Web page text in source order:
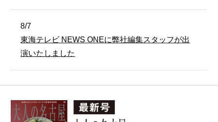
8/7
東海テレビ NEWS ONEに弊社編集スタッフが出
演いたしました